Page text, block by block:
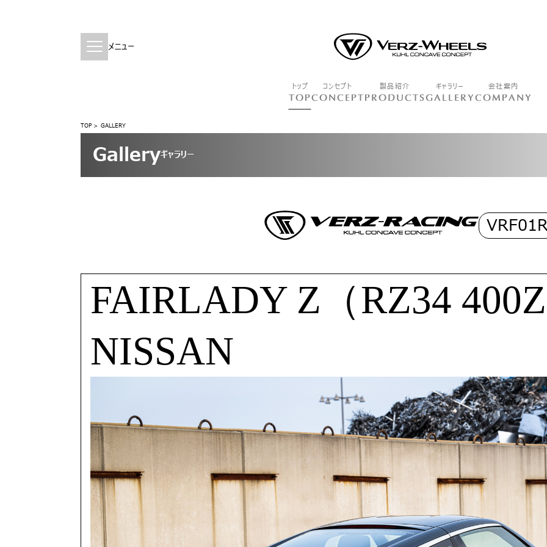
メニュー
トップ
TOP
コンセプト
CONCEPT
製品紹介
PRODUCTS
ギャラリー
GALLERY
会社案内
COMPANY
TOP GALLERY
Galleryギャラリー
FAIRLADY Z（RZ34
NISSAN